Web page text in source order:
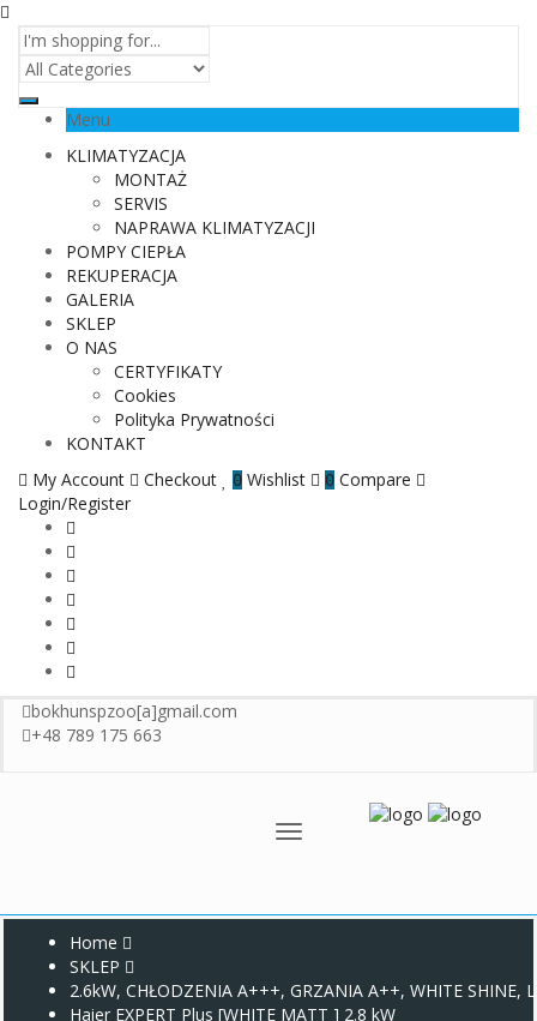
Menu
KLIMATYZACJA
MONTAŻ
SERVIS
NAPRAWA KLIMATYZACJI
POMPY CIEPŁA
REKUPERACJA
GALERIA
SKLEP
O NAS
CERTYFIKATY
Cookies
Polityka Prywatności
KONTAKT
My Account
Checkout 0 Wishlist 0 Compare
Login/Register
bokhunspzoo[a]gmail.com
+48 789 175 663
Menu
Home
SKLEP
2.6kW, CHŁODZENIA A+++, GRZANIA A++, WHITE SHINE,
Haier EXPERT Plus [WHITE MATT ] 2.8 kW